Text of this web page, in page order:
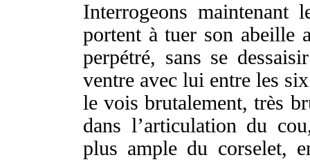
Interrogeons maintenant
portentàtuer son abeille
perpétré, sans se dessaisir
ventre avec lui entre les six
levois brutalement, très
dans l’articulationdu cou
plus ample du corselet,